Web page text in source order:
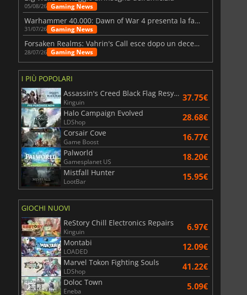
05/08/26 Gaming News
Warhammer 40.000: Dawn of War 4 presenta la fazione dei Necron
31/07/26 Gaming News
Forsaken Realms: Vahrin's Call esce dopo un decennio di sviluppo
28/07/26 Gaming News
I PIÙ POPOLARI
Assassin's Creed Black Flag Resynced
Kinguin 37.75€
Halo Campaign Evolved
LDShop 28.68€
Corsair Cove
Game Boost 16.77€
Palworld
Gamesplanet US 18.20€
Mistfall Hunter
LootBar 15.95€
GIOCHI NUOVI
ReStory Chill Electronics Repairs
Kinguin 6.97€
Montabi
LOADED 12.09€
Marvel Tokon Fighting Souls
LDShop 41.22€
Doloc Town
Eneba 5.09€